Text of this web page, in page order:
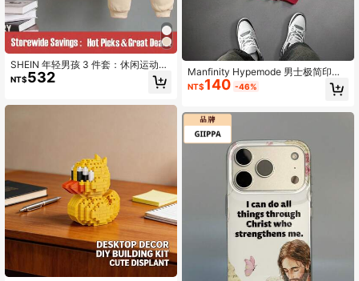
SHEIN 年轻男孩 3 件套：休闲运动保
暖背心、长袖连帽衫和长裤，适合日
常生活、学校、运动和户外活动、秋
NT$532
Manfinity Hypemode 男士极简印花V
领短袖T恤
NT$140 -46%